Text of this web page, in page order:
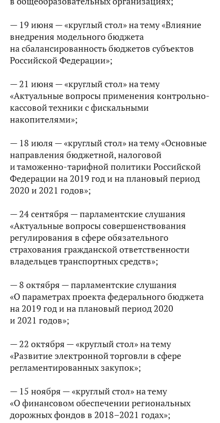
— 19 июня — «круглый стол» на тему «Влияние
внедрения модельного бюджета
на сбалансированность бюджетов субъектов
Российской Федерации»;
— 21 июня — «круглый стол» на тему
«Актуальные вопросы применения контрольно-
кассовой техники с фискальными
накопителями»;
— 18 июля — «круглый стол» на тему «Основные
направления бюджетной, налоговой
и таможенно-тарифной политики Российской
Федерации на 2019 год и на плановый период
2020 и 2021 годов»;
— 24 сентября — парламентские слушания
«Актуальные вопросы совершенствования
регулирования в сфере обязательного
страхования гражданской ответственности
владельцев транспортных средств»;
— 8 октября — парламентские слушания
«О параметрах проекта федерального бюджета
на 2019 год и на плановый период 2020
и 2021 годов»;
— 22 октября — «круглый стол» на тему
«Развитие электронной торговли в сфере
регламентированных закупок»;
— 15 ноября — «круглый стол» на тему
«О финансовом обеспечении региональных
дорожных фондов в 2018–2021 годах»;